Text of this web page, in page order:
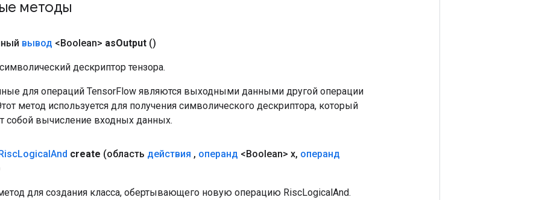
методы
вывод <Boolean> asOutput ()
дескриптор тензора.
для операций TensorFlow являются выходными данными другой операции
метод используется для получения символического дескриптора, который
собой вычисление входных данных.
LogicalAnd create (область действия , операнд <Boolean> x, операнд
для создания класса, обертывающего новую операцию RiscLogicalAnd.